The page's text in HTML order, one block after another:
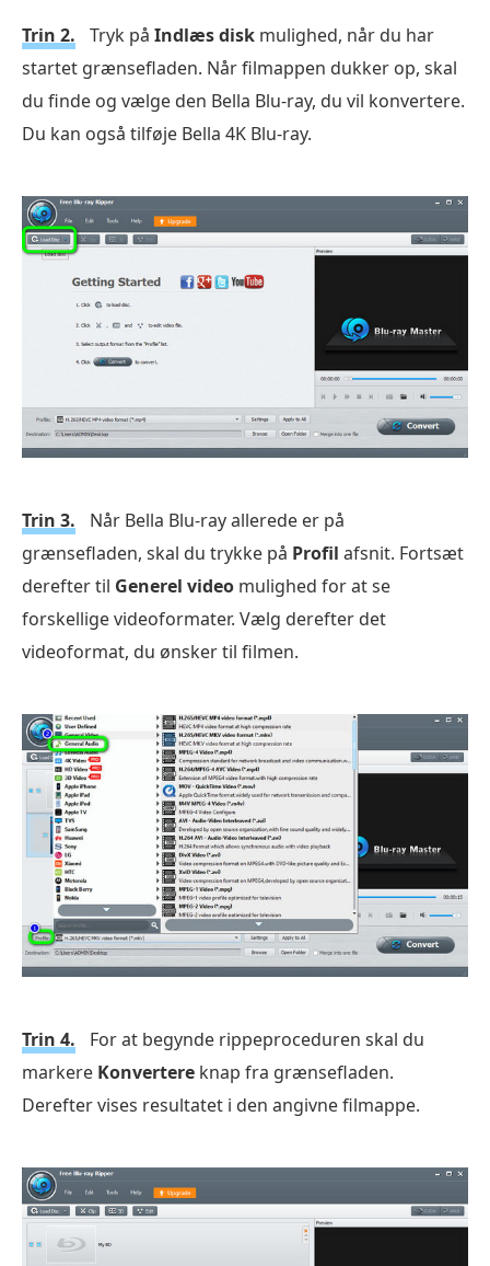
Trin 2. Tryk på Indlæs disk mulighed, når du har
startet grænsefladen. Når filmappen dukker op, skal
du finde og vælge den Bella Blu-ray, du vil konvertere.
Du kan også tilføje Bella 4K Blu-ray.
Trin 3.
Når Bella Blu-ray allerede er på
grænsefladen, skal du trykke på Profil afsnit. Fortsæt
derefter til Generel video mulighed for at se
forskellige videoformater. Vælg derefter det
videoformat, du ønsker til filmen.
Trin 4.
For at begynde rippeproceduren skal du
markere Konvertere knap fra grænsefladen.
Derefter vises resultatet i den angivne filmappe.